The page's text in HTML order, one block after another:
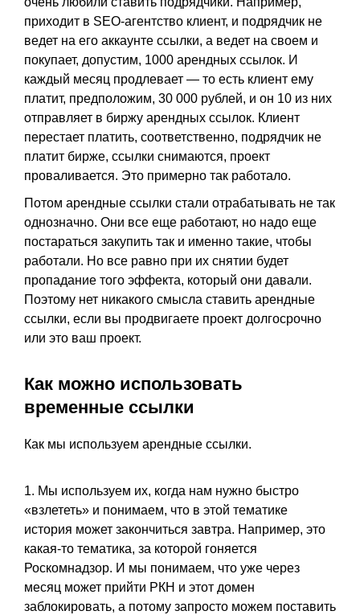
приходит в SEO-агентство клиент, и подрядчик не
ведет на его аккаунте ссылки, а ведет на своем и
покупает, допустим, 1000 арендных ссылок. И
каждый месяц продлевает — то есть клиент ему
платит, предположим, 30 000 рублей, и он 10 из них
отправляет в биржу арендных ссылок. Клиент
перестает платить, соответственно, подрядчик не
платит бирже, ссылки снимаются, проект
проваливается. Это примерно так работало.
Потом арендные ссылки стали отрабатывать не так
однозначно. Они все еще работают, но надо еще
постараться закупить так и именно такие, чтобы
работали. Но все равно при их снятии будет
пропадание того эффекта, который они давали.
Поэтому нет никакого смысла ставить арендные
ссылки, если вы продвигаете проект долгосрочно
или это ваш проект.
Как можно использовать
временные ссылки
Как мы используем арендные ссылки.
1. Мы используем их, когда нам нужно быстро
«взлететь» и понимаем, что в этой тематике
история может закончиться завтра. Например, это
какая-то тематика, за которой гоняется
Роскомнадзор. И мы понимаем, что уже через
месяц может прийти РКН и этот домен
заблокировать, а потому запросто можем поставить